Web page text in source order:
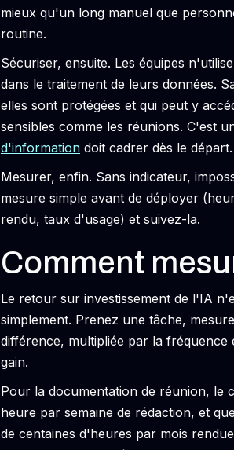
mieux qu'un long manuel que
routine.
Sécuriser, ensuite. Les équipes
dans le traitement de leurs données.
elles sont protégées et qui peut y
sensibles comme les réunions. C'est
d'information doit cadrer dès le départ.
Mesurer, enfin. Sans indicateur,
mesure simple avant de déployer
rendu, taux d'usage) et suivez-la.
Comment
Le retour sur investissement de l'IA
simplement. Prenez une tâche,
différence, multipliée par la
gain.
Pour la documentation de réunion, le
heure par semaine de rédaction, et
de centaines d'heures par mois